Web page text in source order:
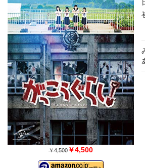
￥4,500 ￥4,500